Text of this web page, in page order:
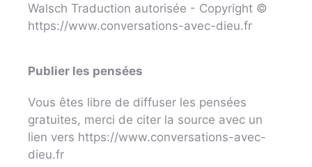
Walsch Traduction autorisée - Copyright ©
https://www.conversations-avec-dieu.fr
Publier les pensées
Vous êtes libre de diffuser les pensées
gratuites, merci de citer la source avec un
lien vers https://www.conversations-avec-
dieu.fr